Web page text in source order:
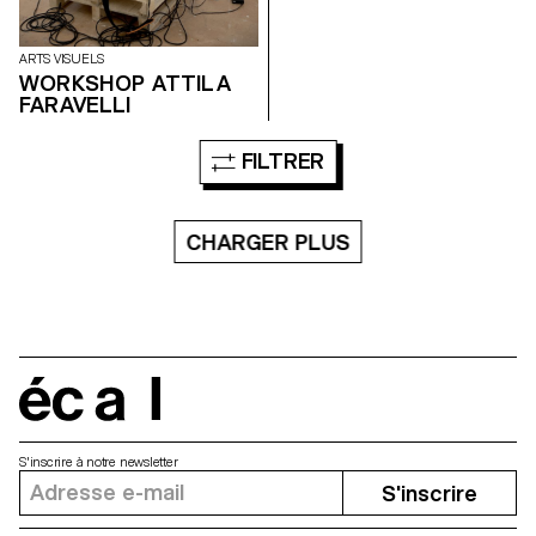
ARTS VISUELS
WORKSHOP ATTILA
FARAVELLI
FILTRER
CHARGER PLUS
S'inscrire à notre newsletter
S'inscrire